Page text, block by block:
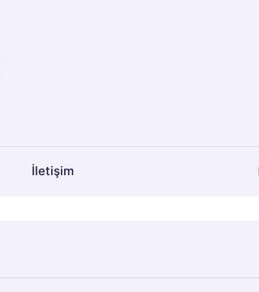
İletişim